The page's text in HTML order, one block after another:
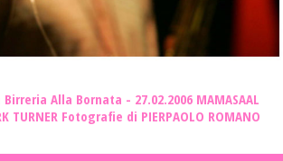
Alla Bornata - 27.02.2006 MAMASAAL
Fotografie di PIERPAOLO ROMANO